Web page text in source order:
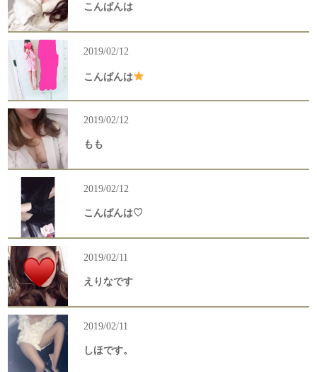
こんばんは
2019/02/12
こんばんは
2019/02/12
もも
2019/02/12
こんばんは♡
2019/02/11
えりなです
2019/02/11
しほです。